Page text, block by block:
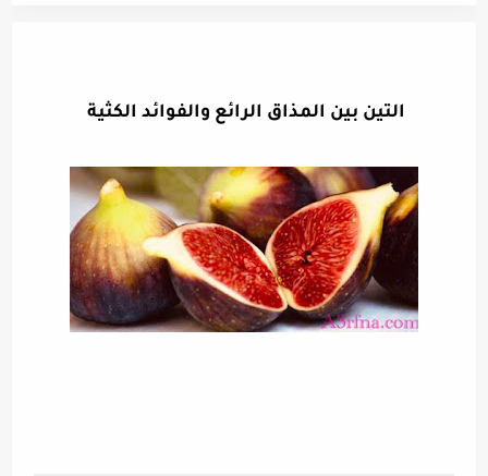
التين بين المذاق الرائع والفوائد الكثية